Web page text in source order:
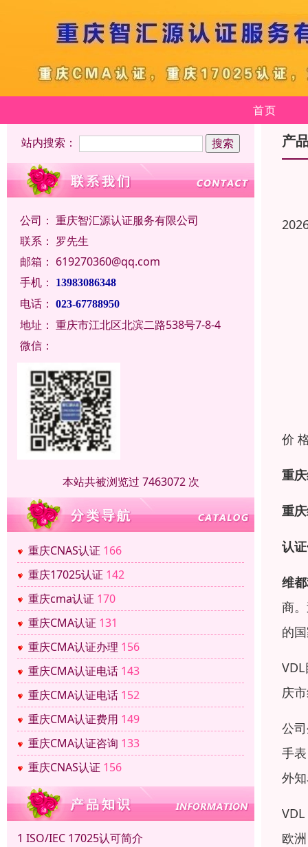
首页
站内搜索：
公司： 重庆智汇源认证服务有限公司
联系： 罗先生
邮箱： 619270360@qq.com
手机：
13983086348
电话： 023-67788950
地址： 重庆市江北区北滨二路538号7-8-4
微信：
本站共被浏览过 7463072 次
重庆CNAS认证 166
重庆17025认证 142
重庆cma认证 170
重庆CMA认证 131
重庆CMA认证办理 156
重庆CMA认证电话 143
重庆CMA认证电话 152
重庆CMA认证费用 149
重庆CMA认证咨询 133
重庆CNAS认证 156
1 ISO/IEC 17025认可简介
产
价
重
重
认
维
商
的
庆
公
手
外
欧